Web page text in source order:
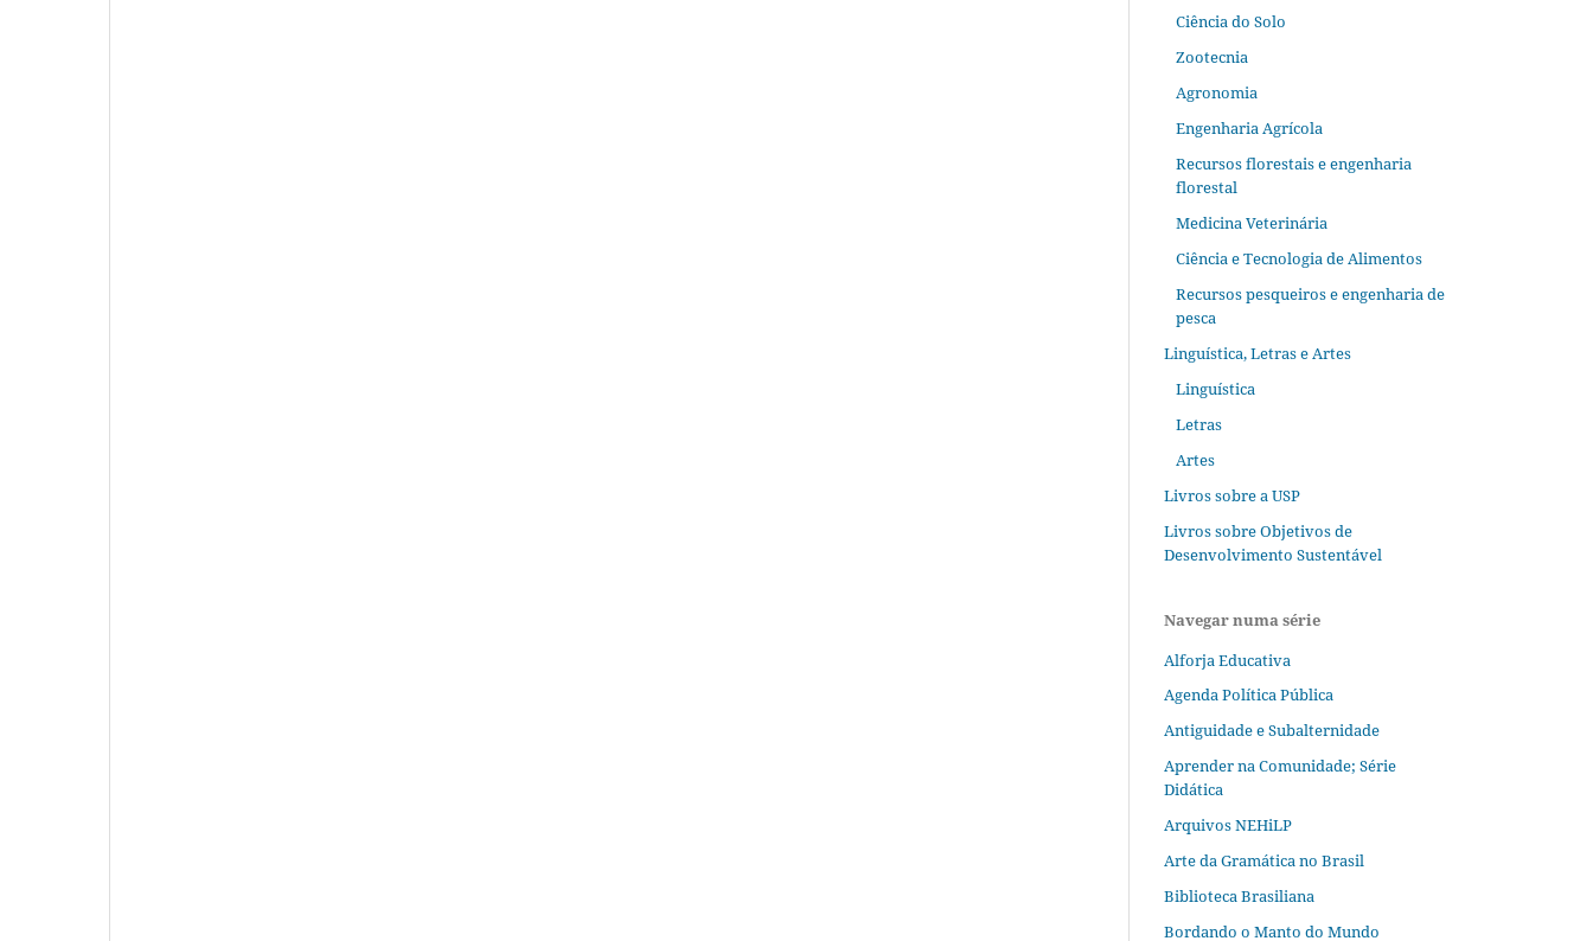
Ciência do Solo
Zootecnia
Agronomia
Engenharia Agrícola
Recursos florestais e engenharia
florestal
Medicina Veterinária
Ciência e Tecnologia de Alimentos
Recursos pesqueiros e engenharia de
pesca
Linguística, Letras e Artes
Linguística
Letras
Artes
Livros sobre a USP
Livros sobre Objetivos de
Desenvolvimento Sustentável
Navegar numa série
Alforja Educativa
Agenda Política Pública
Antiguidade e Subalternidade
Aprender na Comunidade; Série
Didática
Arquivos NEHiLP
Arte da Gramática no Brasil
Biblioteca Brasiliana
Bordando o Manto do Mundo